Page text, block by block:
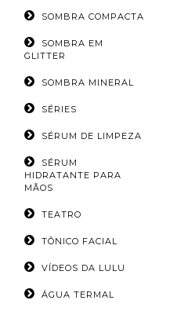
SOMBRA COMPACTA
SOMBRA EM
GLITTER
SOMBRA MINERAL
SÉRIES
SÉRUM DE LIMPEZA
SÉRUM
HIDRATANTE PARA
MÃOS
TEATRO
TÔNICO FACIAL
VÍDEOS DA LULU
ÁGUA TERMAL